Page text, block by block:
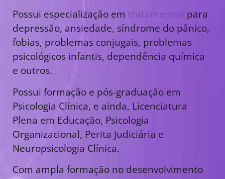
Possui especialização em tratamentos para
depressão, ansiedade, síndrome do pânico,
fobias, problemas conjugais, problemas
psicológicos infantis, dependência química
e outros.
Possui formação e pós-graduação em
Psicologia Clínica, e ainda, Licenciatura
Plena em Educação, Psicologia
Organizacional, Perita Judiciária e
Neuropsicologia Clínica.
Com ampla formação no desenvolvimento